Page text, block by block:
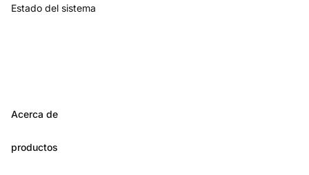
Estado del sistema
Acerca de
productos